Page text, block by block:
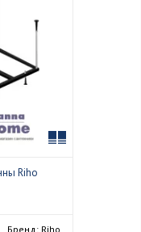
Riho
Бренд: Riho